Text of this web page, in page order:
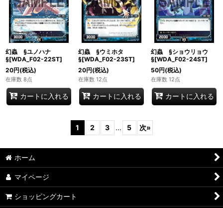
幻蟲 §ユノハナ
§[WDA_F02-22ST]
20円(税込)
在庫数 8点
カートに入れる
幻蟲 §ウミホタ
§[WDA_F02-23ST]
20円(税込)
在庫数 12点
カートに入れる
幻蟲 §ショウリョウ
§[WDA_F02-24ST]
50円(税込)
在庫数 12点
カートに入れる
1 2 3 ... 5 次»
ホーム
マイページ
ショッピングカート